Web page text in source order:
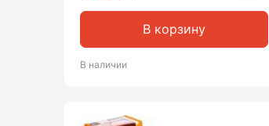
В корзину
В наличии